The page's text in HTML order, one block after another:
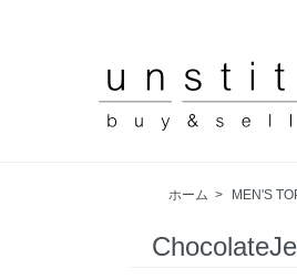
ホーム > MEN'S